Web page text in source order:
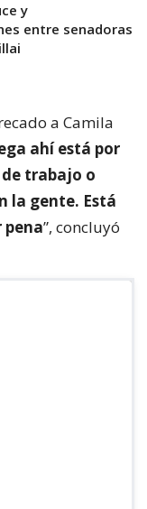
y
entre senadoras
a Camila
ahí está por
trabajo o
la gente. Está
pena”, concluyó